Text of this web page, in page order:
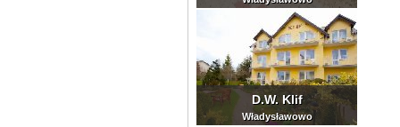
D.W. Klif
Władysławowo